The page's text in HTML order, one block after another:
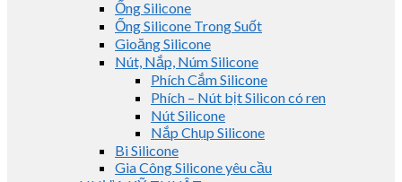
Ống Silicone
Ống Silicone Trong Suốt
Gioăng Silicone
Nút, Nắp, Núm Silicone
Phích Cắm Silicone
Phích – Nút bịt Silicon có ren
Nút Silicone
Nắp Chụp Silicone
Bi Silicone
Gia Công Silicone yêu cầu